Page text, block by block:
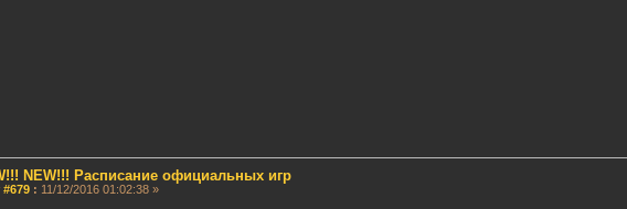
NEW!!! Расписание официальных игр
#679: 11/12/2016 01:02:38 »